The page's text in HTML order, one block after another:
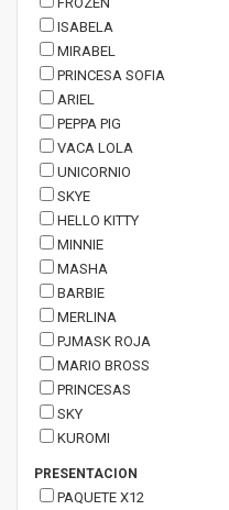
ISABELA
MIRABEL
PRINCESA SOFIA
ARIEL
PEPPA PIG
VACA LOLA
UNICORNIO
SKYE
HELLO KITTY
MINNIE
MASHA
BARBIE
MERLINA
PJMASK ROJA
MARIO BROSS
PRINCESAS
SKY
KUROMI
PRESENTACION
PAQUETE X12